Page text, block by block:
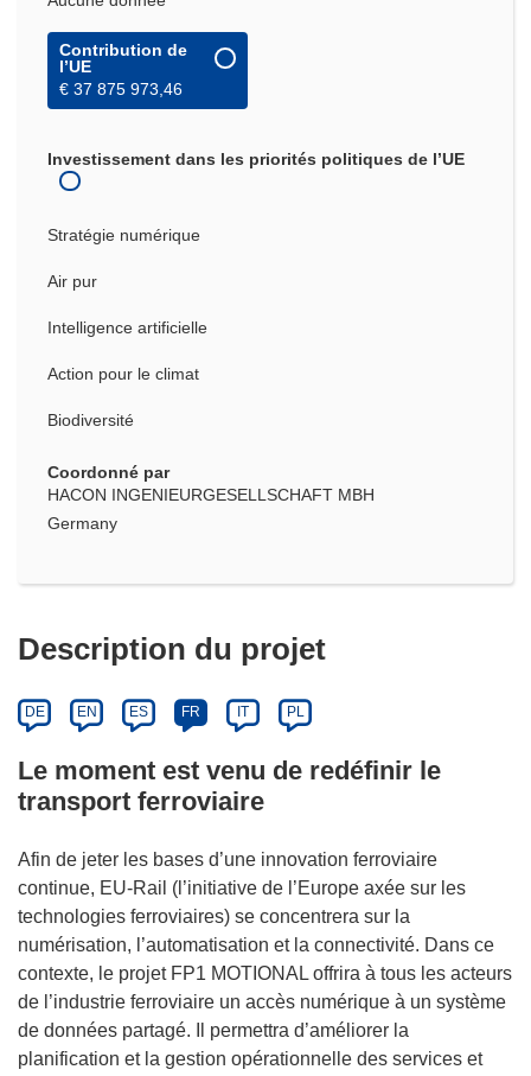
Contribution de
l’UE
€ 37 875 973,46
Investissement dans les priorités politiques de l’UE
Stratégie numérique
Air pur
Intelligence artificielle
Action pour le climat
Biodiversité
Coordonné par
HACON INGENIEURGESELLSCHAFT MBH
Germany
Description du projet
DE EN ES FR IT PL
Le moment est venu de redéfinir le
transport ferroviaire
Afin de jeter les bases d’une innovation ferroviaire
continue, EU-Rail (l’initiative de l’Europe axée sur les
technologies ferroviaires) se concentrera sur la
numérisation, l’automatisation et la connectivité. Dans ce
contexte, le projet FP1 MOTIONAL offrira à tous les acteurs
de l’industrie ferroviaire un accès numérique à un système
de données partagé. Il permettra d’améliorer la
planification et la gestion opérationnelle des services et